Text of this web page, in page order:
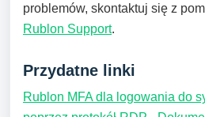
problemów, skontaktuj się z
Rublon Support.
Przydatne linki
Rublon MFA dla logowania do